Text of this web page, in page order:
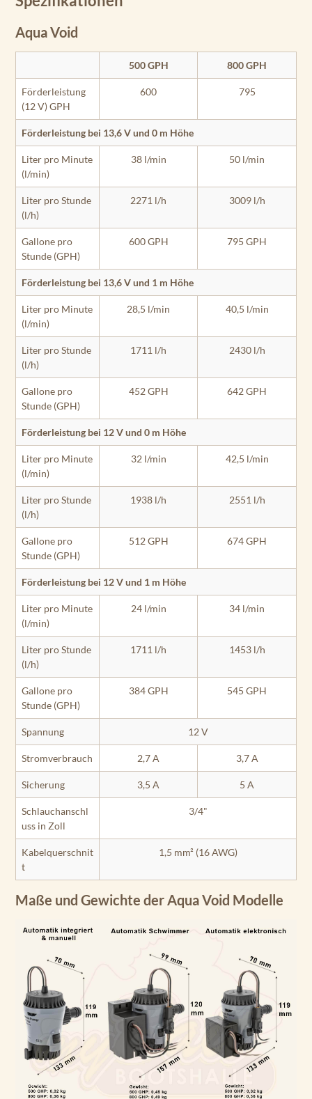
Aqua Void
500 GPH 800 GPH
Förderleistung
(12 V) GPH
600 795
Förderleistung bei 13,6 V und 0 m Höhe
Liter pro Minute
(l/min)
38 l/min 50 l/min
Liter pro Stunde
(l/h)
2271 l/h 3009 l/h
Gallone pro
Stunde (GPH)
600 GPH 795 GPH
Förderleistung bei 13,6 V und 1 m Höhe
Liter pro Minute
(l/min)
28,5 l/min 40,5 l/min
Liter pro Stunde
(l/h)
1711 l/h 2430 l/h
Gallone pro
Stunde (GPH)
452 GPH 642 GPH
Förderleistung bei 12 V und 0 m Höhe
Liter pro Minute
(l/min)
32 l/min 42,5 l/min
Liter pro Stunde
(l/h)
1938 l/h 2551 l/h
Gallone pro
Stunde (GPH)
512 GPH 674 GPH
Förderleistung bei 12 V und 1 m Höhe
Liter pro Minute
(l/min)
24 l/min 34 l/min
Liter pro Stunde
(l/h)
1711 l/h 1453 l/h
Gallone pro
Stunde (GPH)
384 GPH 545 GPH
Spannung 12 V
Stromverbrauch 2,7 A 3,7 A
Sicherung 3,5 A 5 A
Schlauchanschl
uss in Zoll
3/4"
Kabelquerschnit
t
1,5 mm² (16 AWG)
Maße und Gewichte der Aqua Void Modelle